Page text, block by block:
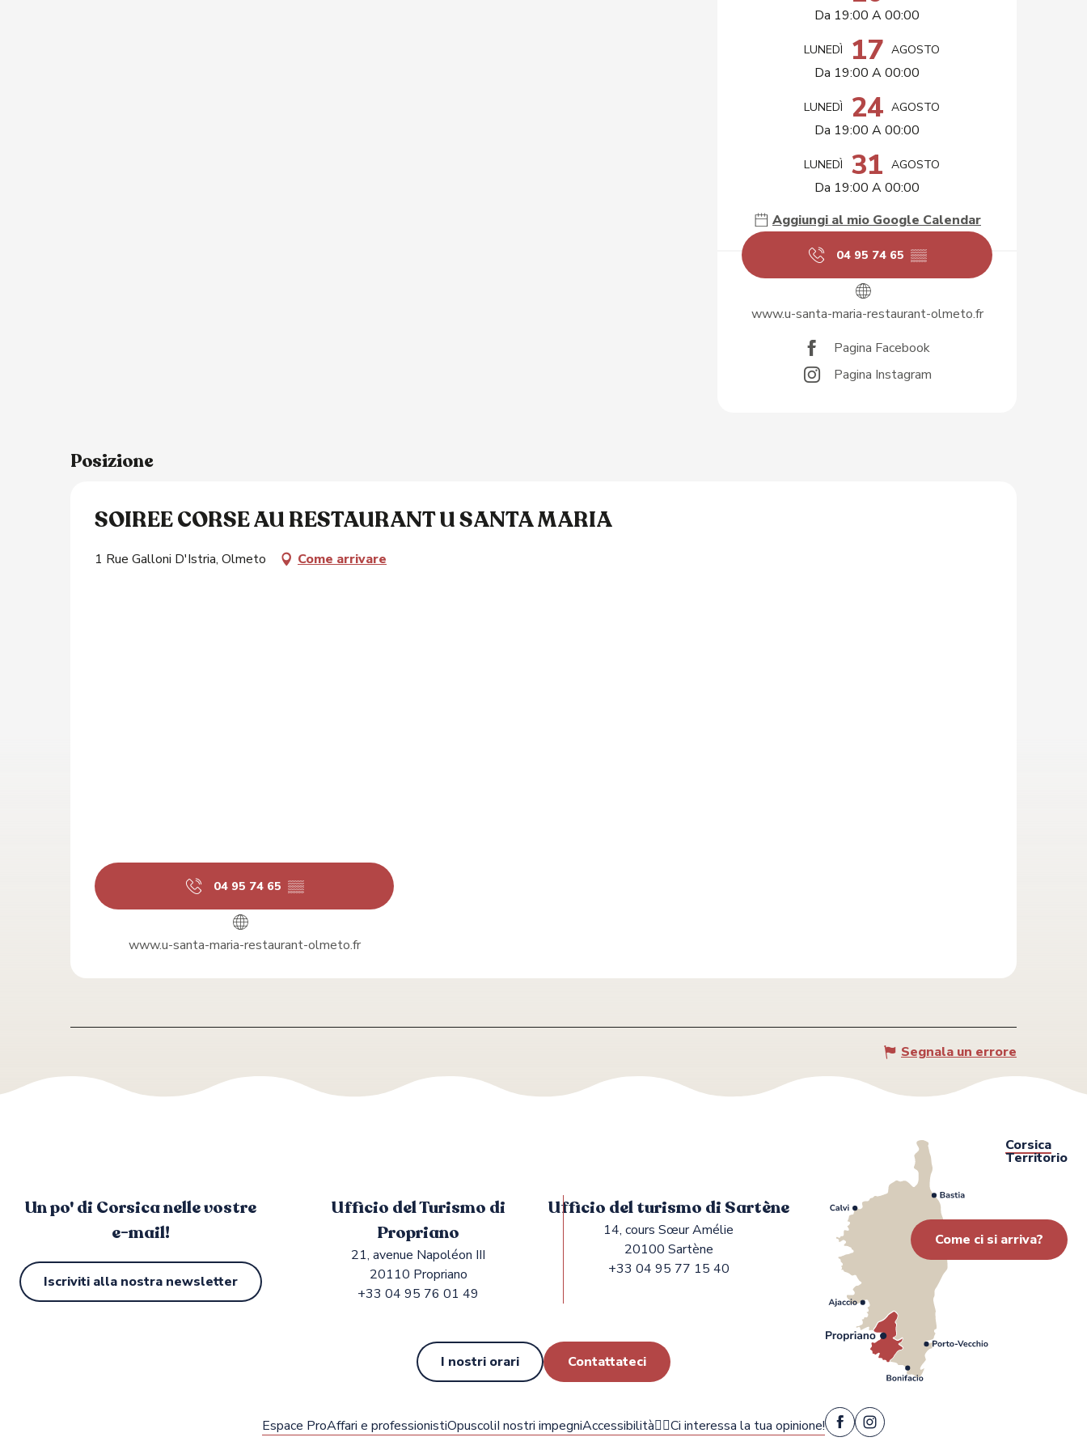
Da 19:00 A 00:00
LUNEDÌ 17 AGOSTO
Da 19:00 A 00:00
LUNEDÌ 24 AGOSTO
Da 19:00 A 00:00
LUNEDÌ 31 AGOSTO
Da 19:00 A 00:00
Aggiungi al mio Google Calendar
04 95 74 65 ▒▒
www.u-santa-maria-restaurant-olmeto.fr
Pagina Facebook
Pagina Instagram
Posizione
SOIREE CORSE AU RESTAURANT U SANTA MARIA
1 Rue Galloni D'Istria, Olmeto Come arrivare
04 95 74 65 ▒▒
www.u-santa-maria-restaurant-olmeto.fr
Segnala un errore
Un po' di Corsica nelle vostre
e-mail!
Iscriviti alla nostra newsletter
Ufficio del Turismo di
Propriano
21, avenue Napoléon III
20110 Propriano
+33 04 95 76 01 49
Ufficio del turismo di Sartène
14, cours Sœur Amélie
20100 Sartène
+33 04 95 77 15 40
I nostri orari Contattateci
Espace ProAffari e professionistiOpuscoliI nostri impegniAccessibilità✍🏻Ci interessa la tua opinione!
Corsica
Territorio
Come ci si arriva?